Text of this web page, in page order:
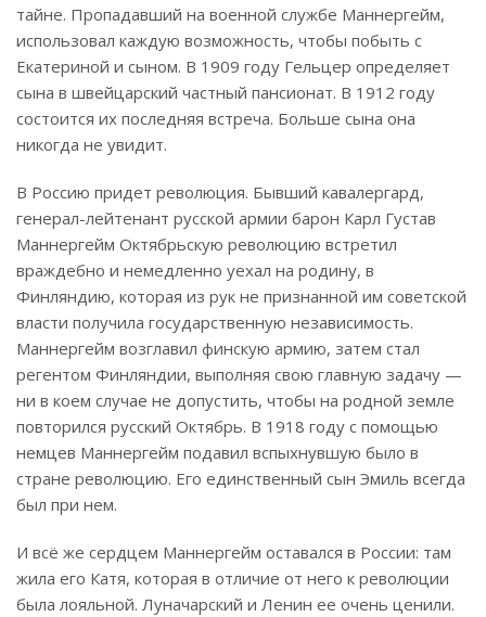
тайне. Пропадавший на военной службе Маннергейм,
использовал каждую возможность, чтобы побыть с
Екатериной и сыном. В 1909 году Гельцер определяет
сына в швейцарский частный пансионат. В 1912 году
состоится их последняя встреча. Больше сына она
никогда не увидит.
В Россию придет революция. Бывший кавалергард,
генерал-лейтенант русской армии барон Карл Густав
Маннергейм Октябрьскую революцию встретил
враждебно и немедленно уехал на родину, в
Финляндию, которая из рук не признанной им советской
власти получила государственную независимость.
Маннергейм возглавил финскую армию, затем стал
регентом Финляндии, выполняя свою главную задачу —
ни в коем случае не допустить, чтобы на родной земле
повторился русский Октябрь. В 1918 году с помощью
немцев Маннергейм подавил вспыхнувшую было в
стране революцию. Его единственный сын Эмиль всегда
был при нем.
И всё же сердцем Маннергейм оставался в России: там
жила его Катя, которая в отличие от него к революции
была лояльной. Луначарский и Ленин ее очень ценили.